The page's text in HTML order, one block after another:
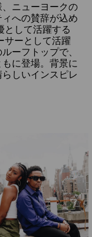
ニューヨークの
への賛辞が込め
として活躍する
サーとして活躍
ーフトップで、
に登場。背景に
しいインスピレ